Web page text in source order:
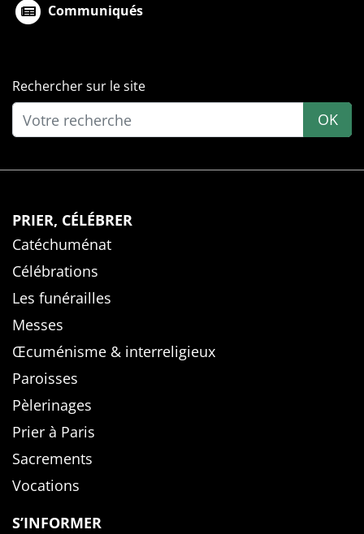
Communiqués
Rechercher sur le site
OK
PRIER, CÉLÉBRER
Catéchuménat
Célébrations
Les funérailles
Messes
Œcuménisme & interreligieux
Paroisses
Pèlerinages
Prier à Paris
Sacrements
Vocations
S’INFORMER